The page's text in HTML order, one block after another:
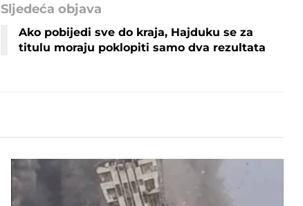
Sljedeća objava
Ako pobijedi sve do kraja, Hajduku se za
titulu moraju poklopiti samo dva rezultata